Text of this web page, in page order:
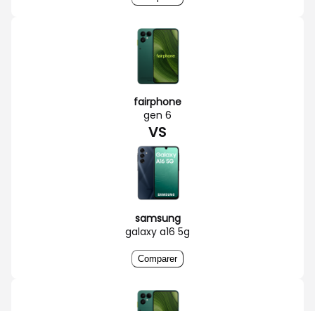
fairphone
gen 6
VS
samsung
galaxy a16 5g
Comparer